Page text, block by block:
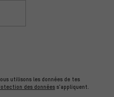
utilisons les données de tes
des données s'appliquent.